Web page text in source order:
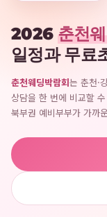
2026 춘천
일정과 무료
춘천웨딩박람회는 춘천·
상담을 한 번에 비교할
북부권 예비부부가 가까